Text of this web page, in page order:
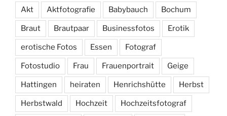
Akt Aktfotografie Babybauch Bochum
Braut Brautpaar Businessfotos Erotik
erotische Fotos Essen Fotograf
Fotostudio Frau Frauenportrait Geige
Hattingen heiraten Henrichshütte Herbst
Herbstwald Hochzeit Hochzeitsfotograf